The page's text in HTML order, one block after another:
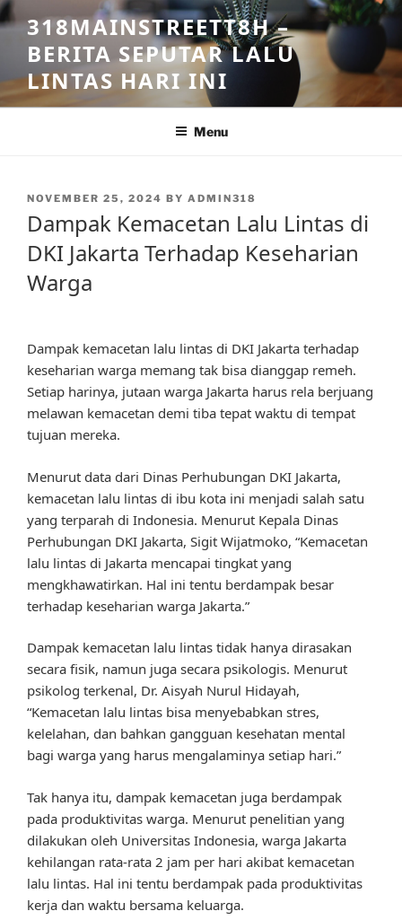
Skip
to
content
318MAINSTREETT8H –
BERITA SEPUTAR LALU
LINTAS HARI INI
Menu
POSTED
NOVEMBER 25, 2024 BY ADMIN318
Dampak Kemacetan Lalu Lintas di
DKI Jakarta Terhadap Keseharian
Warga
Dampak kemacetan lalu lintas di DKI Jakarta terhadap
keseharian warga memang tak bisa dianggap remeh.
Setiap harinya, jutaan warga Jakarta harus rela berjuang
melawan kemacetan demi tiba tepat waktu di tempat
tujuan mereka.
Menurut data dari Dinas Perhubungan DKI Jakarta,
kemacetan lalu lintas di ibu kota ini menjadi salah satu
yang terparah di Indonesia. Menurut Kepala Dinas
Perhubungan DKI Jakarta, Sigit Wijatmoko, “Kemacetan
lalu lintas di Jakarta mencapai tingkat yang
mengkhawatirkan. Hal ini tentu berdampak besar
terhadap keseharian warga Jakarta.”
Dampak kemacetan lalu lintas tidak hanya dirasakan
secara fisik, namun juga secara psikologis. Menurut
psikolog terkenal, Dr. Aisyah Nurul Hidayah,
“Kemacetan lalu lintas bisa menyebabkan stres,
kelelahan, dan bahkan gangguan kesehatan mental
bagi warga yang harus mengalaminya setiap hari.”
Tak hanya itu, dampak kemacetan juga berdampak
pada produktivitas warga. Menurut penelitian yang
dilakukan oleh Universitas Indonesia, warga Jakarta
kehilangan rata-rata 2 jam per hari akibat kemacetan
lalu lintas. Hal ini tentu berdampak pada produktivitas
kerja dan waktu bersama keluarga.